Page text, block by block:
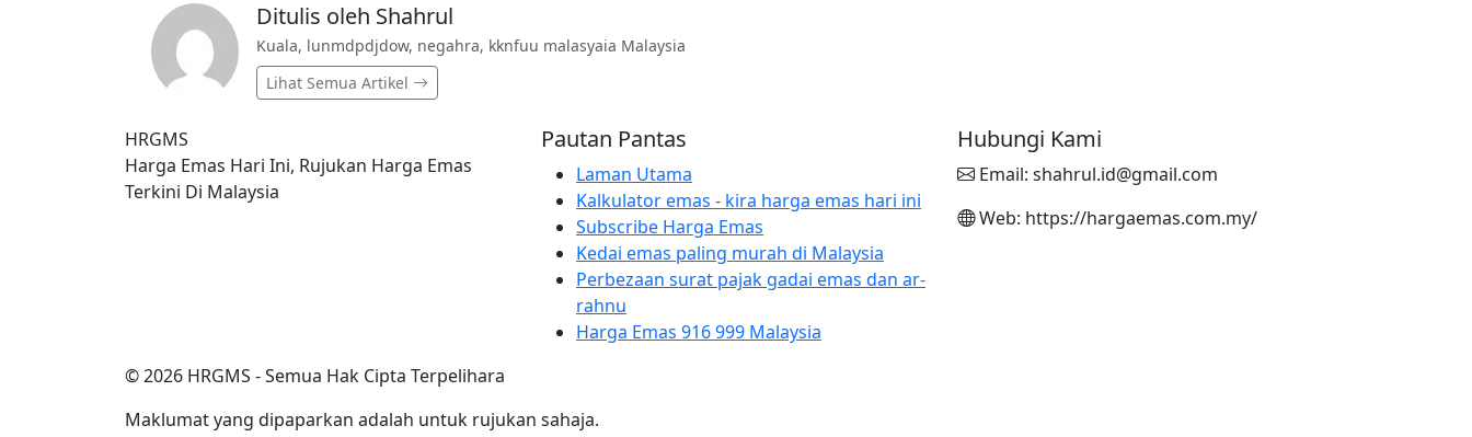
Ditulis oleh Shahrul
Kuala, lunmdpdjdow, negahra, kknfuu malasyaia Malaysia
Lihat Semua Artikel
HRGMS
Harga Emas Hari Ini, Rujukan Harga Emas
Terkini Di Malaysia
Pautan Pantas
Laman Utama
Kalkulator emas - kira harga emas hari ini
Subscribe Harga Emas
Kedai emas paling murah di Malaysia
Perbezaan surat pajak gadai emas dan ar-
rahnu
Harga Emas 916 999 Malaysia
Hubungi Kami
Email: shahrul.id@gmail.com
Web: https://hargaemas.com.my/
© 2026 HRGMS - Semua Hak Cipta Terpelihara
Maklumat yang dipaparkan adalah untuk rujukan sahaja.